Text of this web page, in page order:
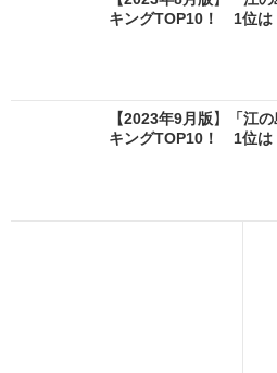
キングTOP10！ 1位は
【2023年9月版】「江
キングTOP10！ 1位は